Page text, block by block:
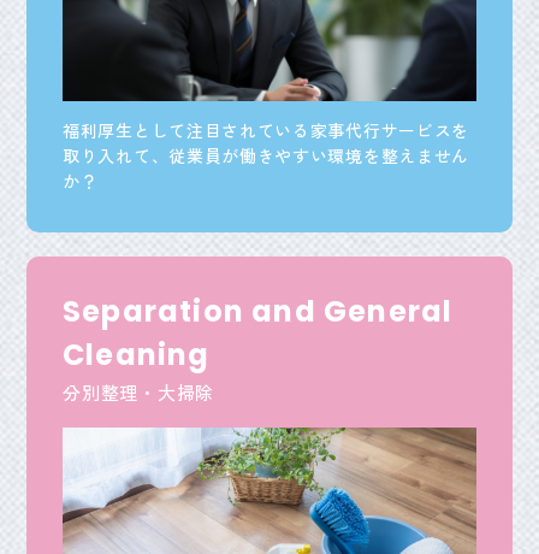
福利厚生として注目されている家事代行サービスを
取り入れて、従業員が働きやすい環境を整えません
か？
Separation and General
Cleaning
分別整理・大掃除